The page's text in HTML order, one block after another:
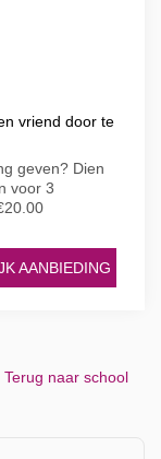
vriend door te
geven? Dien
voor 3
AANBIEDING
Terug naar school